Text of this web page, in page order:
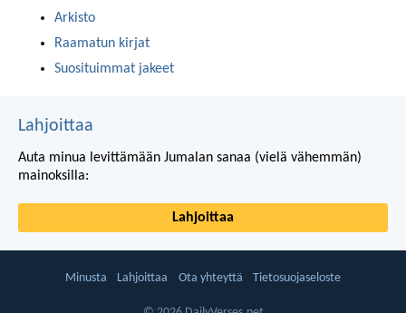
Arkisto
Raamatun kirjat
Suosituimmat jakeet
Lahjoittaa
Auta minua levittämään Jumalan sanaa (vielä vähemmän)
mainoksilla:
Lahjoittaa
Minusta Lahjoittaa Ota yhteyttä Tietosuojaseloste